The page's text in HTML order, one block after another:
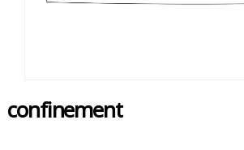
confinement